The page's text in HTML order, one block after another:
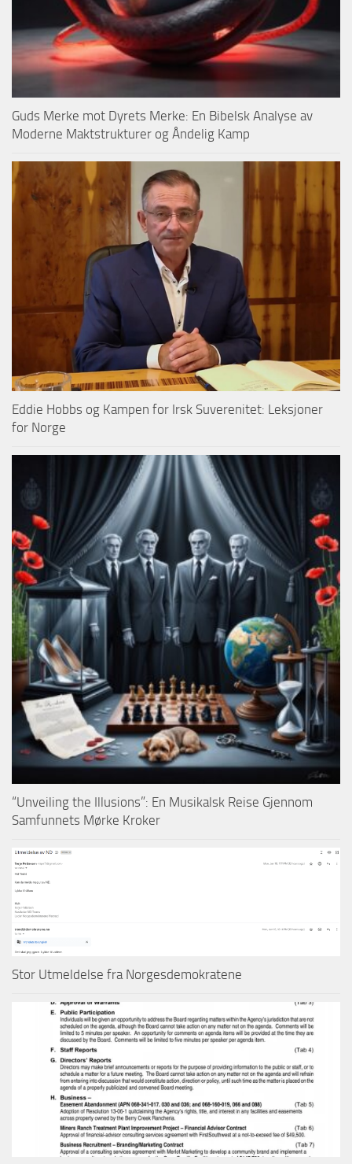
Guds Merke mot Dyrets Merke: En Bibelsk Analyse av
Moderne Maktstrukturer og Åndelig Kamp
Eddie Hobbs og Kampen for Irsk Suverenitet: Leksjoner
for Norge
“Unveiling the Illusions”: En Musikalsk Reise Gjennom
Samfunnets Mørke Kroker
Stor Utmeldelse fra Norgesdemokratene